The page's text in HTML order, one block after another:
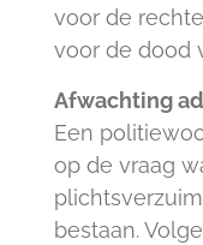
voor de
voor de dood
Afwachting
Een
op de vraag
bestaan.